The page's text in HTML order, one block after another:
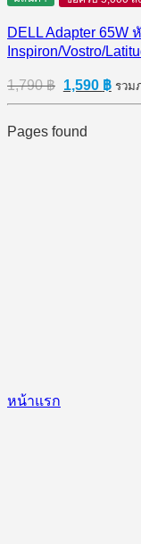
DELL Adapter 65W
Inspiron/Vostro/
1,790฿ Original
price
1,790 ฿.
1,590 ฿
price
รวม
Pages found
หน้าแรก